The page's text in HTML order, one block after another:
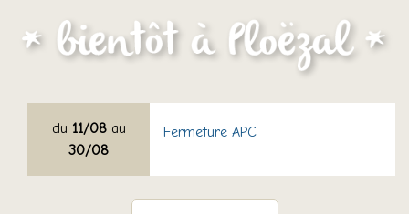
du 11/08au
30/08
Fermeture APC